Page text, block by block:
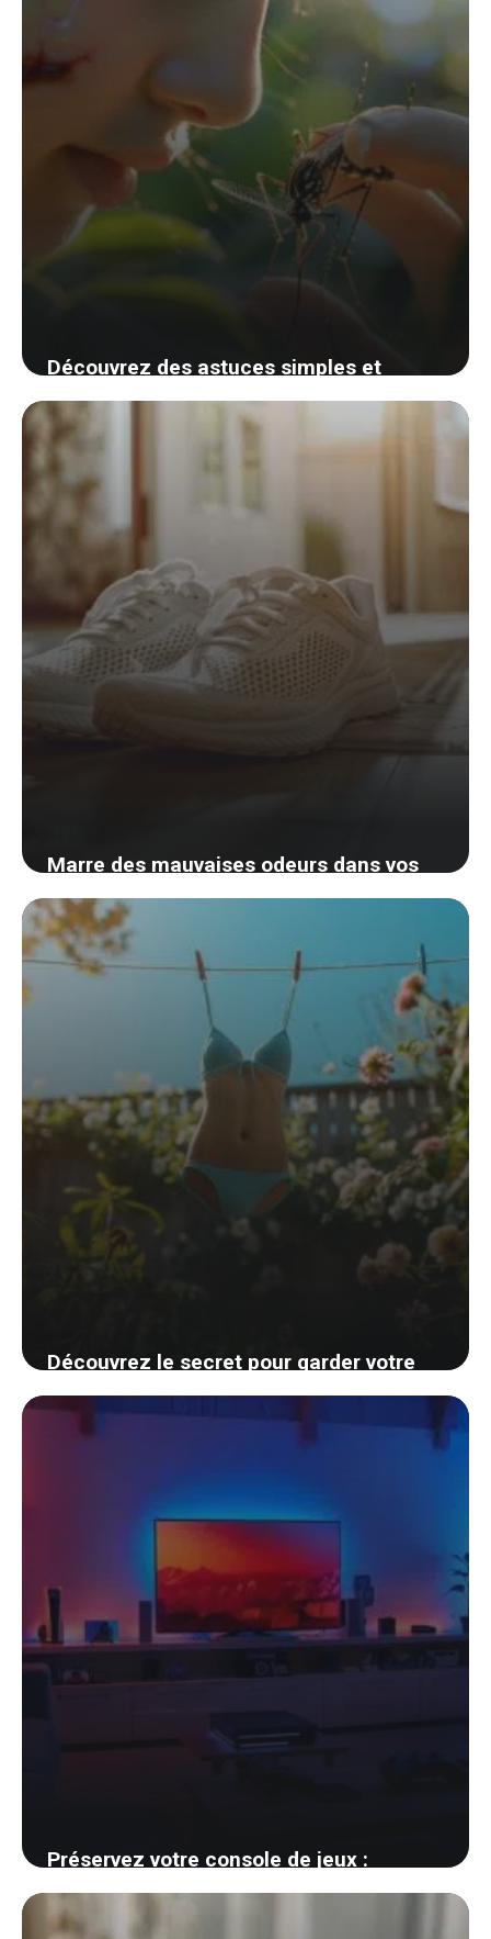
Découvrez des astuces simples et
efficaces pour apaiser les piqûres
d’insectes cet été
25 août 2024
Marre des mauvaises odeurs dans vos
chaussures ? Découvrez des astuces
simples pour une fraîcheur durable
23 août 2024
Découvrez le secret pour garder votre
maillot de bain frais et sans odeur de
moisi après chaque sortie à la plage
Préservez votre console de jeux :
techniques infaillibles pour éviter les
pannes fréquentes